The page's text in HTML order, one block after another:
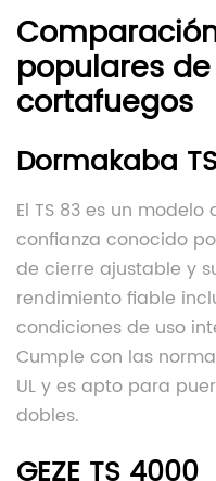
populares
cortafuegos
Dormakaba
El TS 83 es un modelo
confianza conocido
de cierre ajustable y
rendimiento fiable
condiciones de uso
Cumple con las
UL y es apto para
dobles.